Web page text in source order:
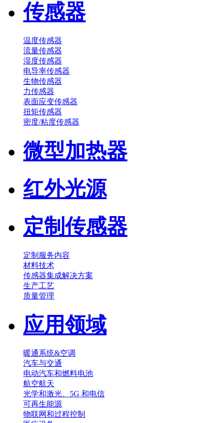
传感器
温度传感器
流量传感器
湿度传感器
电导率传感器
生物传感器
力传感器
表面应变传感器
扭矩传感器
密度/粘度传感器
微型加热器
红外光源
定制传感器
定制服务内容
材料技术
传感器集成解决方案
生产工艺
质量管理
应用领域
暖通系统&空调
汽车与交通
电动汽车和燃料电池
航空航天
光学和激光、5G 和电信
可再生能源
物联网和过程控制